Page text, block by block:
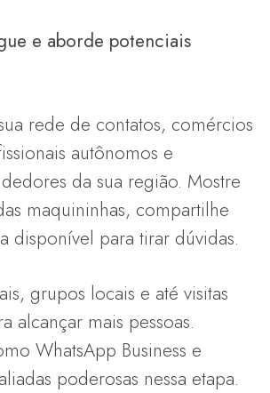
e aborde potenciais
rede de contatos, comércios
autônomos e
da sua região. Mostre
maquininhas, compartilhe
disponível para tirar dúvidas.
grupos locais e até visitas
alcançar mais pessoas.
WhatsApp Business e
poderosas nessa etapa.